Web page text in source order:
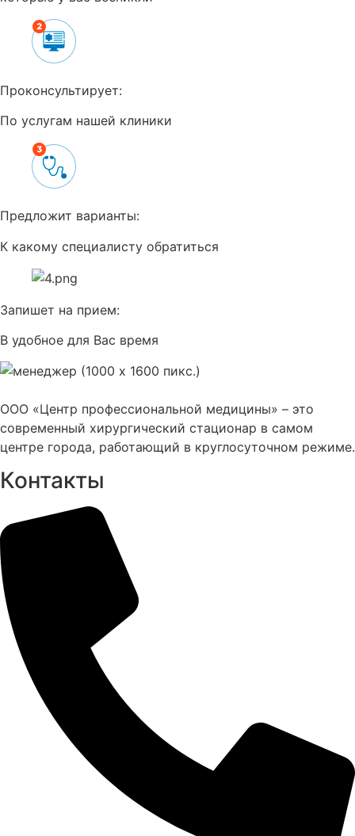
Проконсультирует:
По услугам нашей клиники
Предложит варианты:
К какому специалисту обратиться
Запишет на прием:
В удобное для Вас время
ООО «Центр профессиональной медицины» – это
современный хирургический стационар в самом
центре города, работающий в круглосуточном режиме.
Контакты